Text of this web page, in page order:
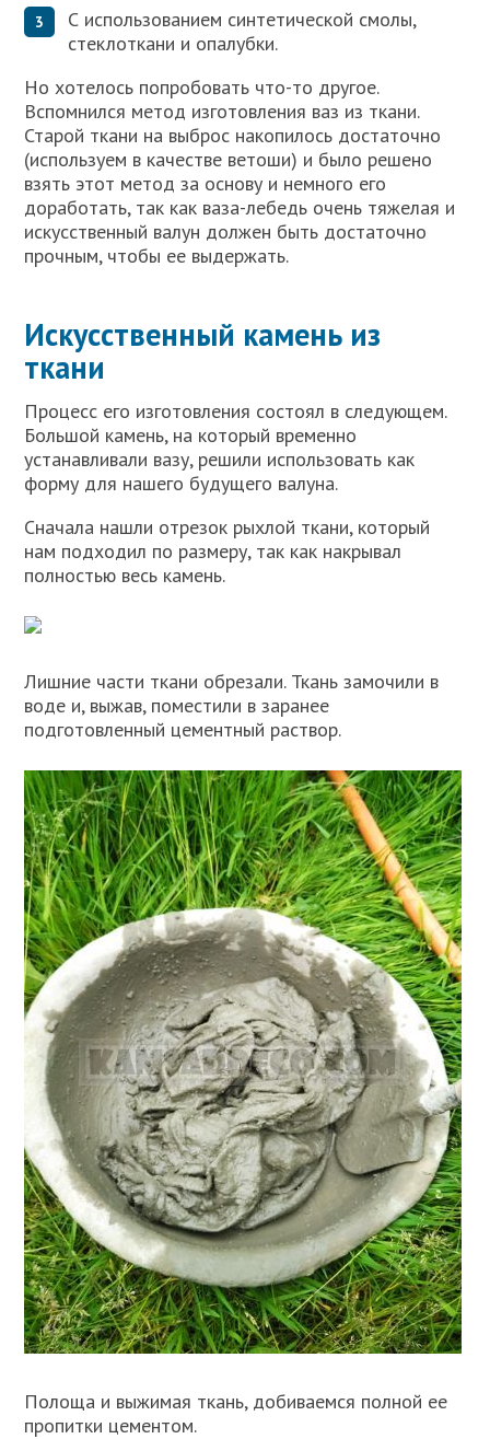
С использованием синтетической смолы,
стеклоткани и опалубки.
Но хотелось попробовать что-то другое.
Вспомнился метод изготовления ваз из ткани.
Старой ткани на выброс накопилось достаточно
(используем в качестве ветоши) и было решено
взять этот метод за основу и немного его
доработать, так как ваза-лебедь очень тяжелая и
искусственный валун должен быть достаточно
прочным, чтобы ее выдержать.
Искусственный камень из
ткани
Процесс его изготовления состоял в следующем.
Большой камень, на который временно
устанавливали вазу, решили использовать как
форму для нашего будущего валуна.
Сначала нашли отрезок рыхлой ткани, который
нам подходил по размеру, так как накрывал
полностью весь камень.
Лишние части ткани обрезали. Ткань замочили в
воде и, выжав, поместили в заранее
подготовленный цементный раствор.
Полоща и выжимая ткань, добиваемся полной ее
пропитки цементом.